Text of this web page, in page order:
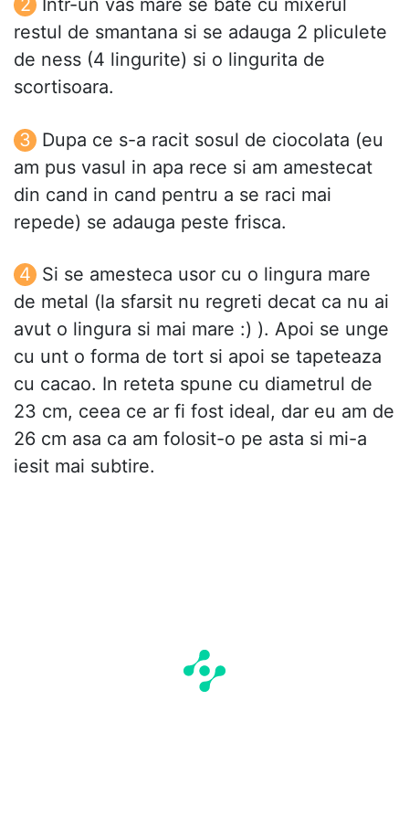
Intr-un vas mare se bate cu mixerul
restul de smantana si se adauga 2 pliculete
de ness (4 lingurite) si o lingurita de
scortisoara.
Dupa ce s-a racit sosul de ciocolata (eu
am pus vasul in apa rece si am amestecat
din cand in cand pentru a se raci mai
repede) se adauga peste frisca.
Si se amesteca usor cu o lingura mare
de metal (la sfarsit nu regreti decat ca nu ai
avut o lingura si mai mare :) ). Apoi se unge
cu unt o forma de tort si apoi se tapeteaza
cu cacao. In reteta spune cu diametrul de
23 cm, ceea ce ar fi fost ideal, dar eu am de
26 cm asa ca am folosit-o pe asta si mi-a
iesit mai subtire.